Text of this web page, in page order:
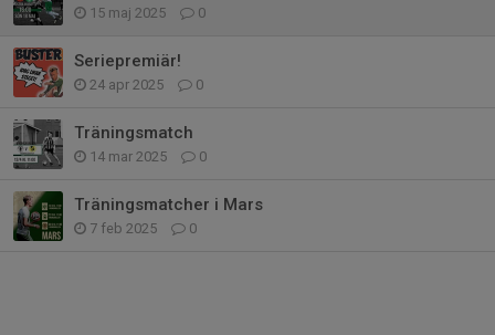
15 maj 2025 0
Seriepremiär!
24 apr 2025 0
Träningsmatch
14 mar 2025 0
Träningsmatcher i Mars
7 feb 2025 0